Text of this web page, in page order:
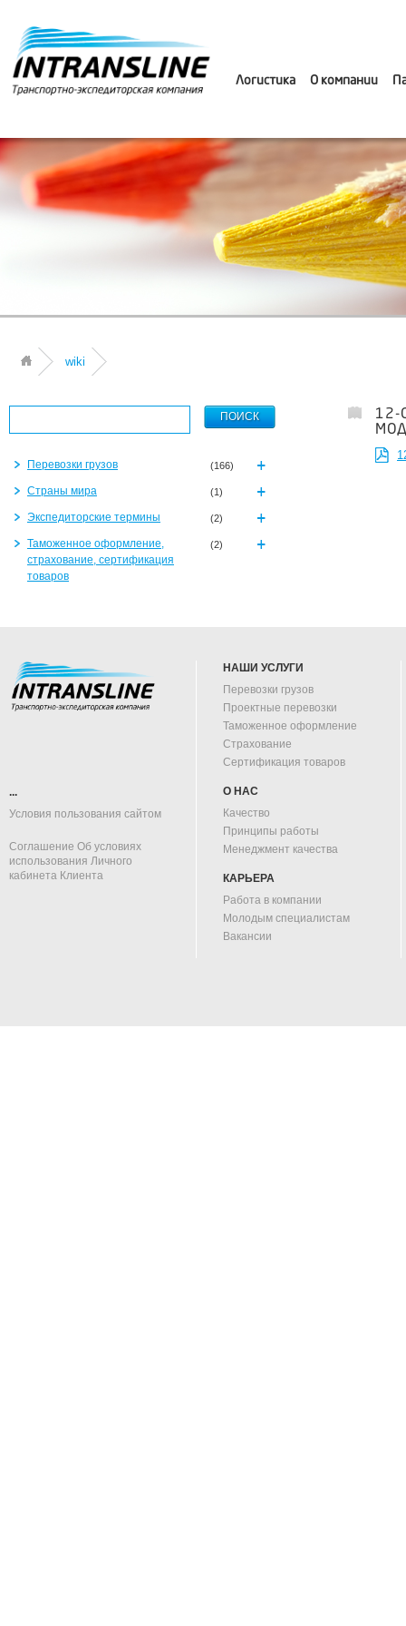
Логистика О компании
wiki
(166)
Перевозки грузов
(1)
Страны мира
(2)
Экспедиторские термины
(2)
Таможенное оформление,
страхование, сертификация
товаров
12-
...
Условия пользования сайтом
Соглашение Об условиях
использования Личного
кабинета Клиента
НАШИ УСЛУГИ
Перевозки грузов
Проектные перевозки
Таможенное оформление
Страхование
Сертификация товаров
О НАС
Качество
Принципы работы
Менеджмент качества
КАРЬЕРА
Работа в компании
Молодым специалистам
Вакансии